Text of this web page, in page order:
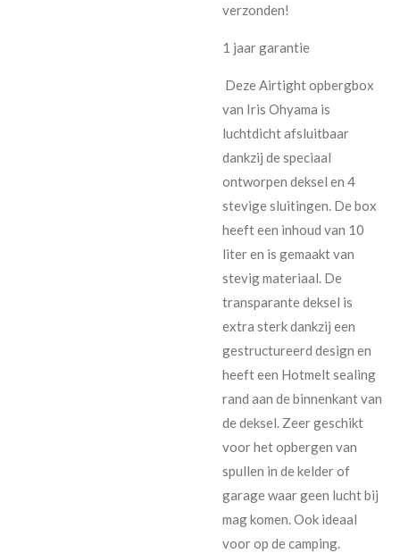
verzonden!
1 jaar garantie
Deze Airtight opbergbox
van Iris Ohyama is
luchtdicht afsluitbaar
dankzij de speciaal
ontworpen deksel en 4
stevige sluitingen. De box
heeft een inhoud van 10
liter en is gemaakt van
stevig materiaal. De
transparante deksel is
extra sterk dankzij een
gestructureerd design en
heeft een Hotmelt sealing
rand aan de binnenkant van
de deksel. Zeer geschikt
voor het opbergen van
spullen in de kelder of
garage waar geen lucht bij
mag komen. Ook ideaal
voor op de camping.